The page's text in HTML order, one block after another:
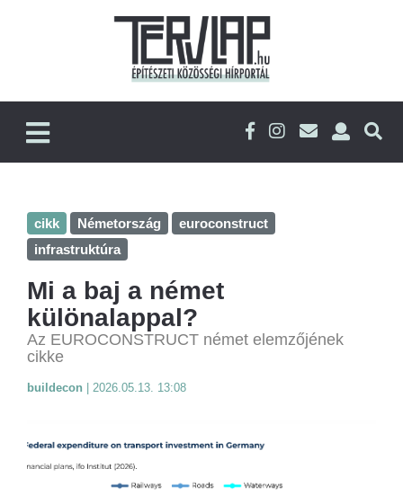
cikk Németország
euroconstruct
infrastruktúra
Mi a baj a német
különalappal?
Az EUROCONSTRUCT német elemzőjének
cikke
buildecon 2026.05.13. 13:08